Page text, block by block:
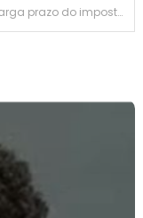
AGT alarga prazo do imposto industrial por falhas no portal